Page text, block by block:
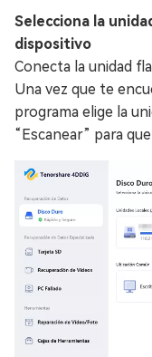
Selecciona la
dispositivo
Conecta la unidad
Una vez que te
programa elige la
“Escanear” para